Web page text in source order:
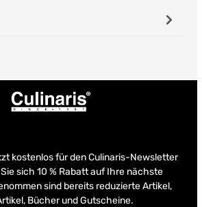
kostenlos für den Culinaris-Newsletter
sich 10 % Rabatt auf Ihre nächste
sind bereits reduzierte Artikel,
Bücher und Gutscheine.